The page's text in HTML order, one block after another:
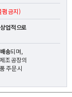
펌 금지)
업적으로
송되며,
조 공장의
주문 시